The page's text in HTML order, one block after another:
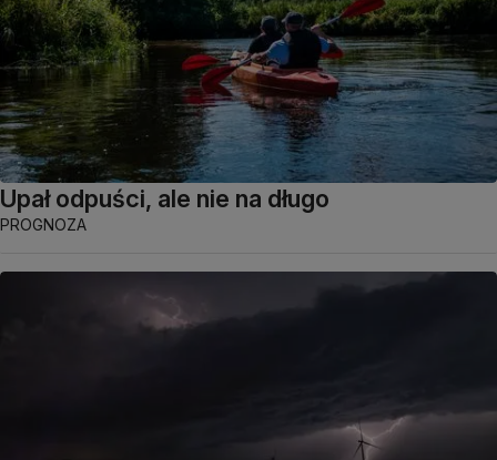
Upał odpuści, ale nie na długo
PROGNOZA